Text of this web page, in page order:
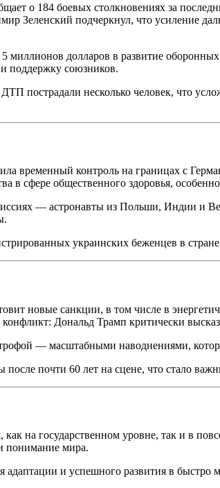
о 184 боевых столкновениях за
Зеленский подчеркнул, что усиление
долларов в развитие
поддержку союзников.
пострадали несколько человек, что
временный контроль на границах с
в сфере общественного здоровья,
— астронавты из Польши, Индии и
украинских беженцев в
новые санкции, в том числе в
Дональд Трамп критически
— масштабными наводнениями,
почти 60 лет на сцене, что стало
на государственном уровне, так и в
понимание мира.
адаптации и успешного развития в